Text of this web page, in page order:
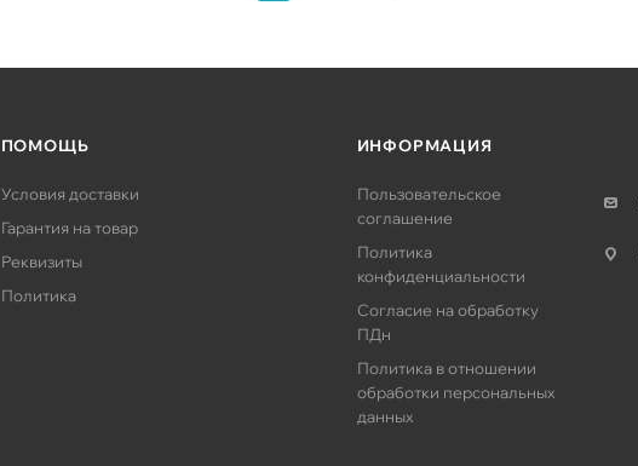
ПОМОЩЬ
Условия доставки
Гарантия на товар
Реквизиты
Политика
ИНФОРМАЦИЯ
Пользовательское
соглашение
Политика
конфиденциальности
Согласие на обработку
ПДн
Политика в отношении
обработки персональных
данных